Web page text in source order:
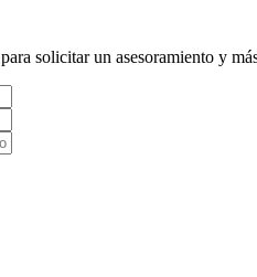
solicitar un asesoramiento y